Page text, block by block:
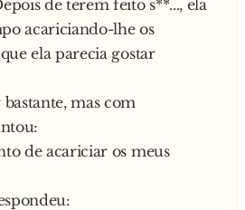
começou um monte de
ele respondeu com precisão.
altura, levantou-se um
difícil. Longe de
o motorista:
pergunta é tão fácil que até
para responder
de terem feito s**..., ela
acariciando-lhe os
ela parecia gostar
bastante, mas com
de acariciar os meus